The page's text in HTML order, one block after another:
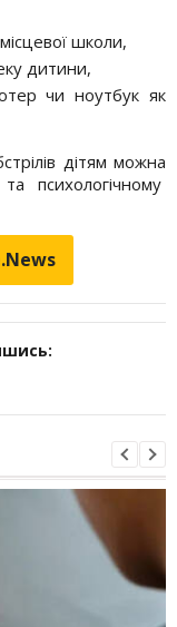
школи,
дитини,
чи ноутбук як
дітям можна
психологічному